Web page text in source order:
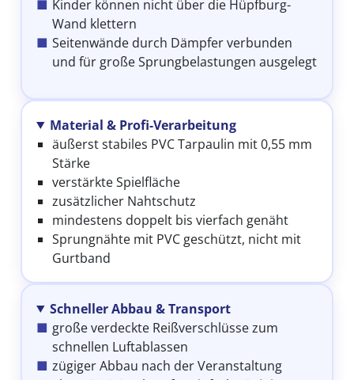
Kinder können nicht über die Hüpfburg-
Wand klettern
Seitenwände durch Dämpfer verbunden
und für große Sprungbelastungen ausgelegt
Material & Profi-Verarbeitung
äußerst stabiles PVC Tarpaulin mit 0,55 mm
Stärke
verstärkte Spielfläche
zusätzlicher Nahtschutz
mindestens doppelt bis vierfach genäht
Sprungnähte mit PVC geschützt, nicht mit
Gurtband
Schneller Abbau & Transport
große verdeckte Reißverschlüsse zum
schnellen Luftablassen
zügiger Abbau nach der Veranstaltung